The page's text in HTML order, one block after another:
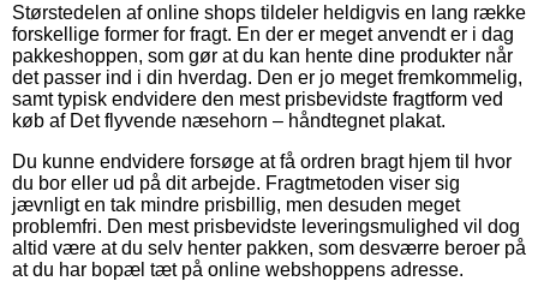
Størstedelen af online shops tildeler heldigvis en lang række
forskellige former for fragt. En der er meget anvendt er i dag
pakkeshoppen, som gør at du kan hente dine produkter når
det passer ind i din hverdag. Den er jo meget fremkommelig,
samt typisk endvidere den mest prisbevidste fragtform ved
køb af Det flyvende næsehorn – håndtegnet plakat.
Du kunne endvidere forsøge at få ordren bragt hjem til hvor
du bor eller ud på dit arbejde. Fragtmetoden viser sig
jævnligt en tak mindre prisbillig, men desuden meget
problemfri. Den mest prisbevidste leveringsmulighed vil dog
altid være at du selv henter pakken, som desværre beroer på
at du har bopæl tæt på online webshoppens adresse.